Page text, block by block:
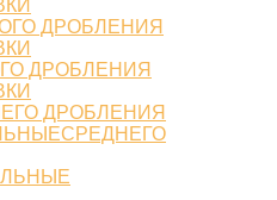
ДРОБЛЕНИЯ
ДРОБЛЕНИЯ
ДРОБЛЕНИЯ